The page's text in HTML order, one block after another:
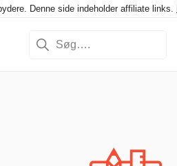
Denne side indeholder affiliate links.